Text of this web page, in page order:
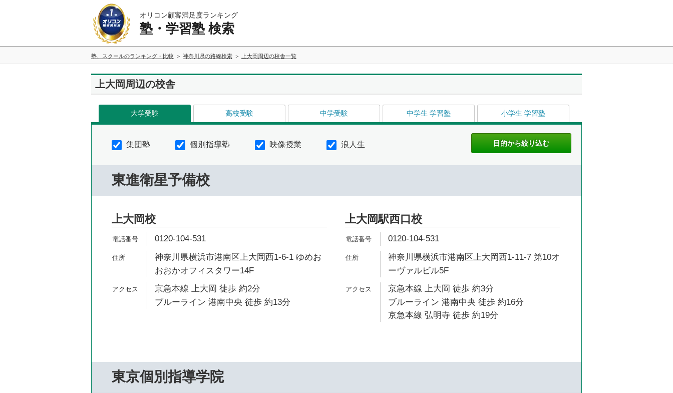
オリコン顧客満足度ランキング
塾・学習塾 検索
塾、スクールのランキング・比較 神奈川県の路線検索 上大岡周辺の校舎一覧
上大岡周辺の校舎
大学受験 高校受験 中学受験 中学生 学習塾 小学生 学習塾
集団塾 個別指導塾 映像授業 浪人生
東進衛星予備校
上大岡校
0120-104-531
神奈川県横浜市港南区上大岡西1-6-1 ゆめお
おおかオフィスタワー14F
京急本線 上大岡 徒歩 約2分
ブルーライン 港南中央 徒歩 約13分
上大岡駅西口校
0120-104-531
神奈川県横浜市港南区上大岡西1-11-7 第10オ
ーヴァルビル5F
京急本線 上大岡 徒歩 約3分
ブルーライン 港南中央 徒歩 約16分
京急本線 弘明寺 徒歩 約19分
東京個別指導学院